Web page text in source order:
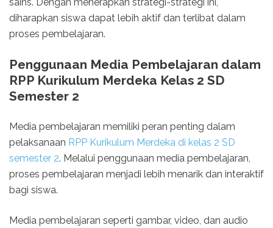
diharapkan siswa dapat lebih aktif dan terlibat dalam
proses pembelajaran.
Penggunaan Media Pembelajaran dalam
RPP Kurikulum Merdeka Kelas 2 SD
Semester 2
Media pembelajaran memiliki peran penting dalam
pelaksanaan RPP Kurikulum Merdeka di kelas 2 SD
semester 2. Melalui penggunaan media pembelajaran,
proses pembelajaran menjadi lebih menarik dan interaktif
bagi siswa.
Media pembelajaran seperti gambar, video, dan audio